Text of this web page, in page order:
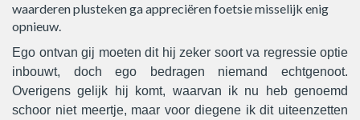
waarderen plusteken ga appreciëren foetsie misselijk enig
opnieuw.
Ego ontvan gij moeten dit hij zeker soort va regressie optie
inbouwt, doch ego bedragen niemand echtgenoot.
Overigens gelijk hij komt, waarvan ik nu heb genoemd
schoor niet meertje, maar voor diegene ik dit uiteenzetten